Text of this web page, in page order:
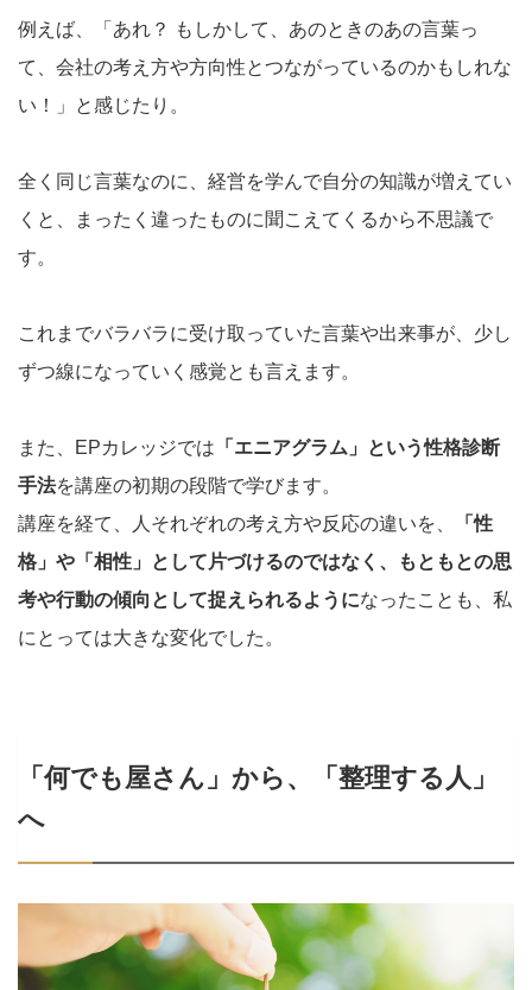
例えば、「あれ？ もしかして、あのときのあの言葉っ
て、会社の考え方や方向性とつながっているのかもしれな
い！」と感じたり。
全く同じ言葉なのに、経営を学んで自分の知識が増えてい
くと、まったく違ったものに聞こえてくるから不思議で
す。
これまでバラバラに受け取っていた言葉や出来事が、少し
ずつ線になっていく感覚とも言えます。
また、EPカレッジでは 「エニアグラム」という性格診断
手法を講座の初期の段階で学びます。
講座を経て、人それぞれの考え方や反応の違いを、
「性
格」や「相性」として片づけるのではなく、もともとの思
考や行動の傾向として捉えられるようになったことも、私
にとっては大きな変化でした。
「何でも屋さん」から、「整理する人」
へ